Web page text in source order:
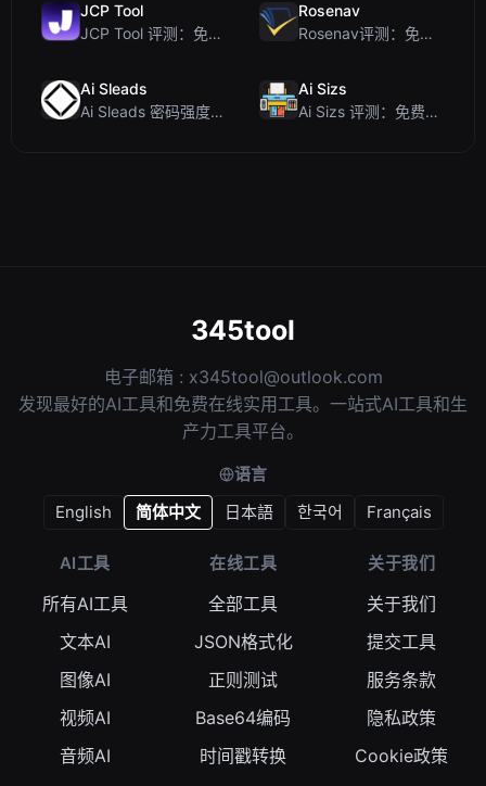
JCP Tool
JCP Tool 评测：免费的客户端数据格式转换工具（支持 JSON、CSV、YAML、XML）
Rosenav
Rosenav评测：免费在线余弦相似度检查器与文本差异工具
Ai Sleads
Ai Sleads 密码强度检查器评测：零上传、实时熵分析
Ai Sizs
Ai Sizs 评测：免费、私密的图像相似度与模糊检测工具
345tool
电子邮箱 : x345tool@outlook.com
发现最好的AI工具和免费在线实用工具。一站式AI工具和生
产力工具平台。
语言
English
简体中文 日本語 한국어 Français
AI工具
所有AI工具
文本AI
图像AI
视频AI
音频AI
在线工具
全部工具
JSON格式化
正则测试
Base64编码
时间戳转换
关于我们
关于我们
提交工具
服务条款
隐私政策
Cookie政策